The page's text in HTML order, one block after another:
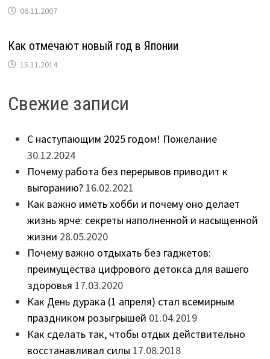
06.11.2007
Как отмечают новый год в Японии
15.11.2014
Свежие записи
С наступающим 2025 годом! Пожелание
30.12.2024
Почему работа без перерывов приводит к
выгоранию? 16.02.2021
Как важно иметь хобби и почему оно делает
жизнь ярче: секреты наполненной и насыщенной
жизни 28.05.2020
Почему важно отдыхать без гаджетов:
преимущества цифрового детокса для вашего
здоровья 17.03.2020
Как День дурака (1 апреля) стал всемирным
праздником розыгрышей 01.04.2019
Как сделать так, чтобы отдых действительно
восстанавливал силы 17.08.2018